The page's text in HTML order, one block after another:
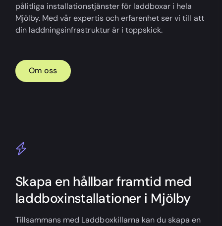
pålitliga installationstjänster för laddboxar i hela
Mjölby. Med vår expertis och erfarenhet ser vi till att
din laddningsinfrastruktur är i toppskick.
Om oss
Skapa en hållbar framtid med
laddboxinstallationer i Mjölby
Tillsammans med Laddboxkillarna kan du skapa en